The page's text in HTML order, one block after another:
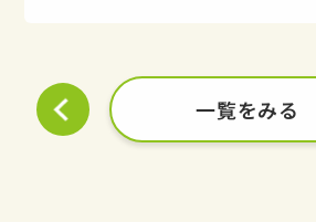
一覧をみる